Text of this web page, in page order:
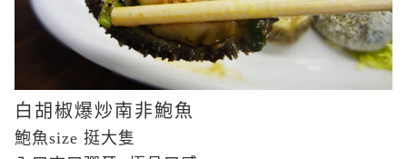
白胡椒爆炒南非鮑魚
鮑魚size 挺大隻